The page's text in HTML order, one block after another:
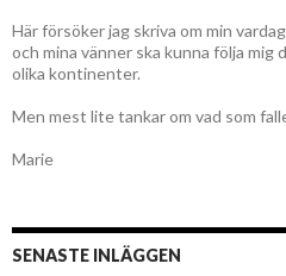
Här försöker jag skriva om min
och mina vänner ska kunna följa
olika kontinenter.
Men mest lite tankar om vad som
Marie
SENASTE INLÄGGEN